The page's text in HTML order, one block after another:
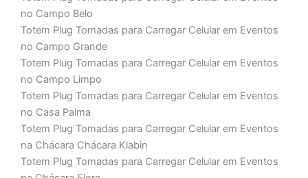
no Campo Belo
Totem Plug Tomadas para Carregar Celular em Eventos
no Campo Grande
Totem Plug Tomadas para Carregar Celular em Eventos
no Campo Limpo
Totem Plug Tomadas para Carregar Celular em Eventos
no Casa Palma
Totem Plug Tomadas para Carregar Celular em Eventos
na Chácara Chácara Klabin
Totem Plug Tomadas para Carregar Celular em Eventos